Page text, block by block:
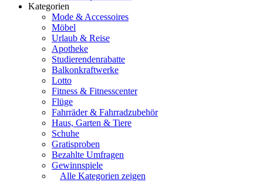
Kategorien
Mode & Accessoires
Möbel
Urlaub & Reise
Apotheke
Studierendenrabatte
Balkonkraftwerke
Lotto
Fitness & Fitnesscenter
Flüge
Fahrräder & Fahrradzubehör
Haus, Garten & Tiere
Schuhe
Gratisproben
Bezahlte Umfragen
Gewinnspiele
Alle Kategorien zeigen